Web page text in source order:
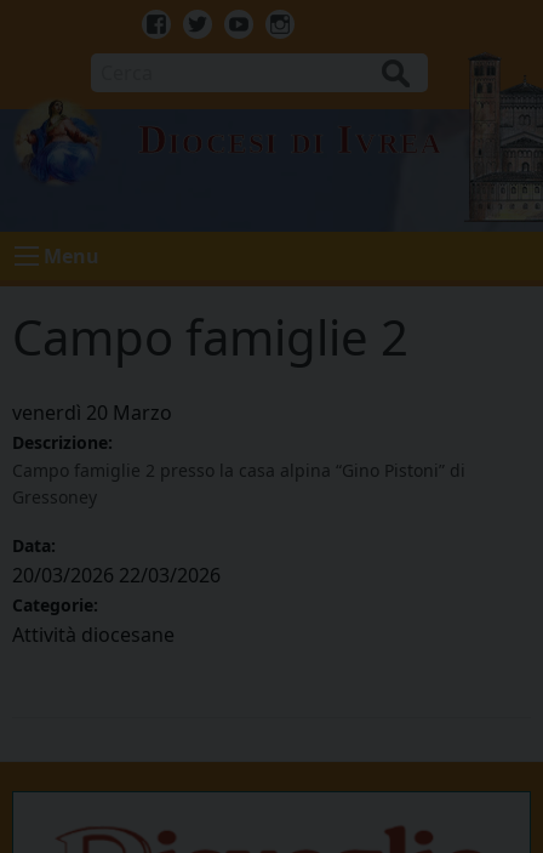
Facebook
TwitterYoutubeInstagram
Diocesi di Ivrea
Menu
Campo famiglie 2
venerdì 20 Marzo
Descrizione:
Campo famiglie 2 presso la casa alpina “Gino Pistoni” di
Gressoney
Data:
20/03/2026 22/03/2026
Categorie:
Attività diocesane